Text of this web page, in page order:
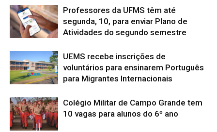
Professores da UFMS têm até
segunda, 10, para enviar Plano de
Atividades do segundo semestre
UEMS recebe inscrições de
voluntários para ensinarem Português
para Migrantes Internacionais
Colégio Militar de Campo Grande tem
10 vagas para alunos do 6º ano